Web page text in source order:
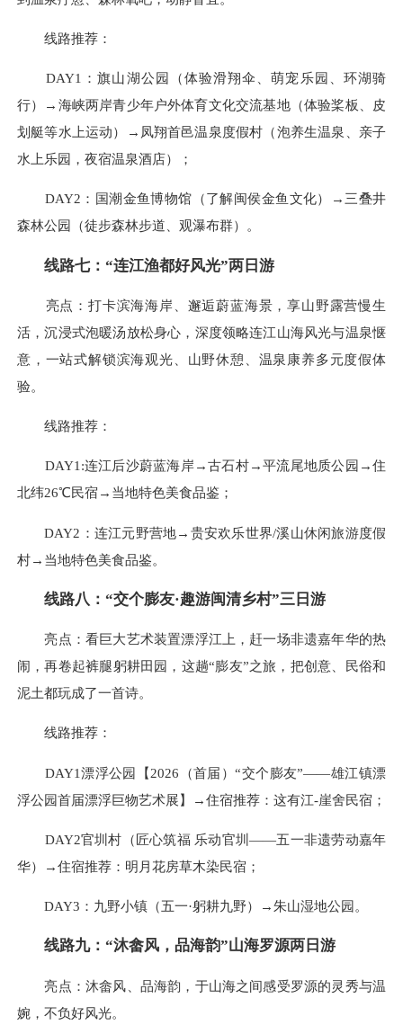
线路推荐：
DAY1：旗山湖公园（体验滑翔伞、萌宠乐园、环湖骑
行）→海峡两岸青少年户外体育文化交流基地（体验桨板、皮
划艇等水上运动）→凤翔首邑温泉度假村（泡养生温泉、亲子
水上乐园，夜宿温泉酒店）；
DAY2：国潮金鱼博物馆（了解闽侯金鱼文化）→三叠井
森林公园（徒步森林步道、观瀑布群）。
线路七：“连江渔都好风光”两日游
亮点：打卡滨海海岸、邂逅蔚蓝海景，享山野露营慢生
活，沉浸式泡暖汤放松身心，深度领略连江山海风光与温泉惬
意，一站式解锁滨海观光、山野休憩、温泉康养多元度假体
验。
线路推荐：
DAY1:连江后沙蔚蓝海岸→古石村→平流尾地质公园→住
北纬26℃民宿→当地特色美食品鉴；
DAY2：连江元野营地→贵安欢乐世界/溪山休闲旅游度假
村→当地特色美食品鉴。
线路八：“交个膨友·趣游闽清乡村”三日游
亮点：看巨大艺术装置漂浮江上，赶一场非遗嘉年华的热
闹，再卷起裤腿躬耕田园，这趟“膨友”之旅，把创意、民俗和
泥土都玩成了一首诗。
线路推荐：
DAY1漂浮公园【2026（首届）“交个膨友”——雄江镇漂
浮公园首届漂浮巨物艺术展】→住宿推荐：这有江-崖舍民宿；
DAY2官圳村（匠心筑福 乐动官圳——五一非遗劳动嘉年
华）→住宿推荐：明月花房草木染民宿；
DAY3：九野小镇（五一·躬耕九野）→朱山湿地公园。
线路九：“沐畲风，品海韵”山海罗源两日游
亮点：沐畲风、品海韵，于山海之间感受罗源的灵秀与温
婉，不负好风光。